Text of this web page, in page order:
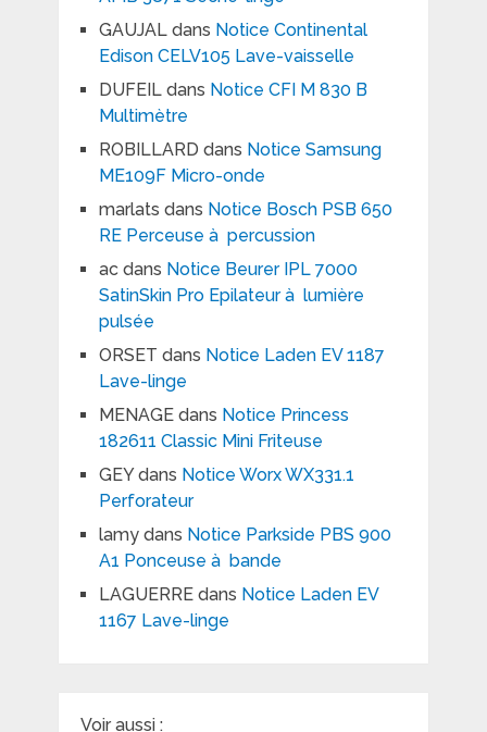
GAUJALdans Notice Continental
Edison CELV105 Lave-vaisselle
DUFEILdans Notice CFI M 830 B
Multimètre
ROBILLARD dans Notice Samsung
ME109F Micro-onde
marlats dans Notice Bosch PSB 650
RE Perceuse à percussion
acdans Notice Beurer IPL 7000
SatinSkin Pro Epilateur à lumière
pulsée
ORSET dans Notice Laden EV 1187
Lave-linge
MENAGEdans Notice Princess
182611 Classic Mini Friteuse
GEYdans Notice Worx WX331.1
Perforateur
lamydans Notice Parkside PBS 900
A1 Ponceuse à bande
LAGUERREdans Notice Laden EV
1167 Lave-linge
Voir aussi :